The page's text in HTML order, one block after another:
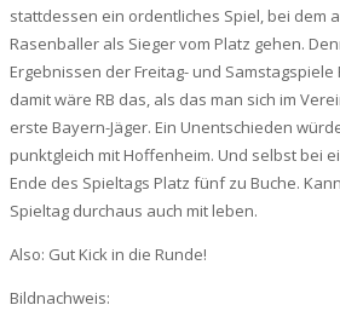
stattdessen ein ordentliches Spiel, bei dem
Rasenballer als Sieger vom Platz gehen.
Ergebnissen der Freitag- und
damit wäre RB das, als das man sich im
erste Bayern-Jäger. Ein Unentschieden
punktgleich mit Hoffenheim. Und selbst bei
Ende des Spieltags Platz fünf zu Buche.
Spieltag durchaus auch mit leben.
Also: Gut Kick in die Runde!
Bildnachweis: